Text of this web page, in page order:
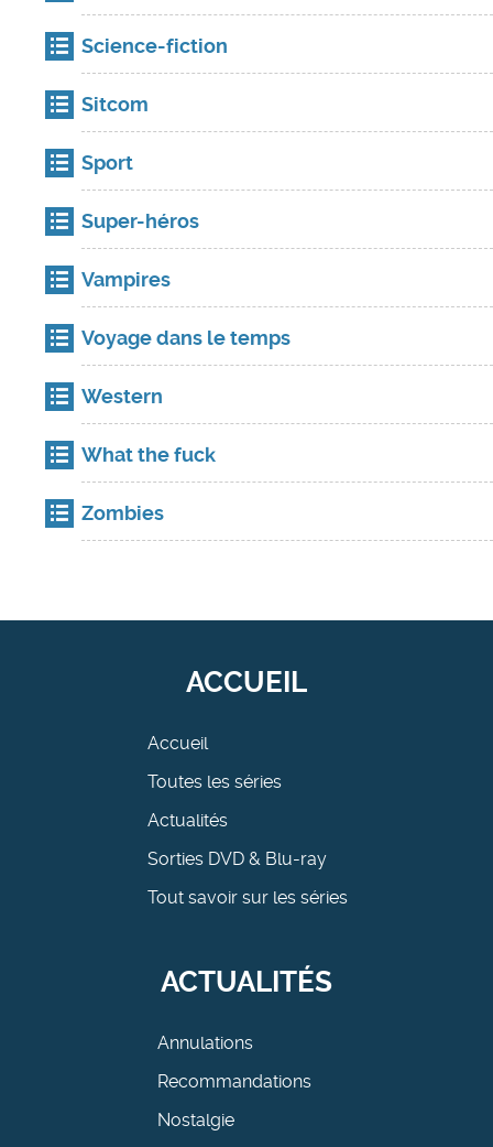
Science-fiction
Sitcom
Sport
Super-héros
Vampires
Voyage dans le temps
Western
What the fuck
Zombies
ACCUEIL
Accueil
Toutes les séries
Actualités
Sorties DVD & Blu-ray
Tout savoir sur les séries
ACTUALITÉS
Annulations
Recommandations
Nostalgie